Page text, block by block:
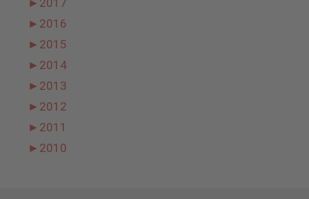
► 2017
► 2016
► 2015
► 2014
► 2013
► 2012
► 2011
► 2010